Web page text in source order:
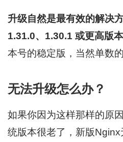
升级自然是最有效的解决
1.31.0、1.30.1 或更高版本
本号的稳定版，当然单数
无法升级怎么办？
如果你因为这样那样的原
统版本很老了，新版